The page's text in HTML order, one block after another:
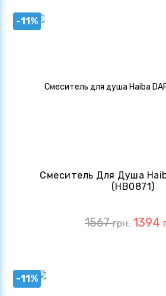
-11%
Смеситель Для Душа
(HB0871)
1567грн. 1394
-11%